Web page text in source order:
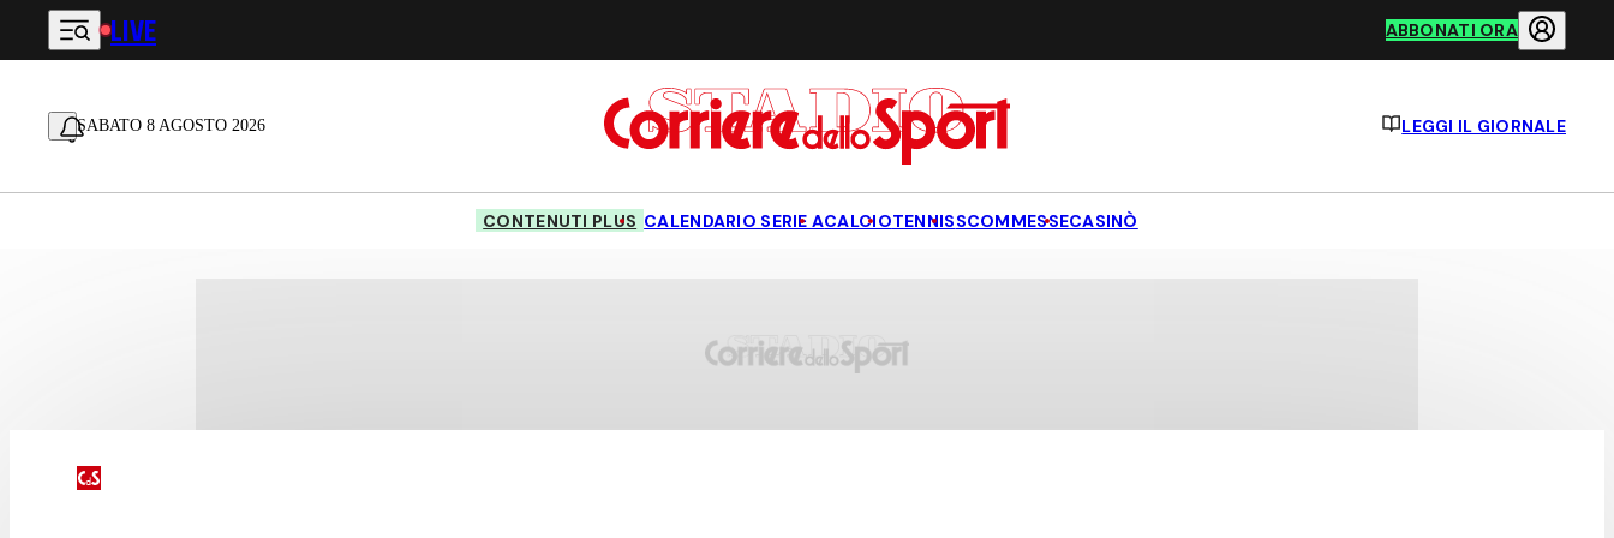
Vai al contenuto principale
LIVE ABBONATI ORA
SABATO 8 AGOSTO 2026 LEGGI IL GIORNALE
CONTENUTI PLUS CALENDARIO SERIE ACALCIOTENNISSCOMMESSECASINÒ